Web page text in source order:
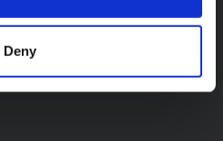
Deny
NASTRO K-FLEX DUCT